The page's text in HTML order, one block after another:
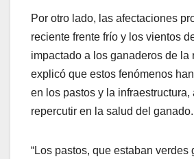
Por otro lado, las afectaciones
reciente frente frío y los vientos
impactado a los ganaderos de la
explicó que estos fenómenos
en los pastos y la infraestructura,
repercutir en la salud del ganado.
“Los pastos, que estaban verdes